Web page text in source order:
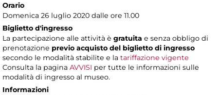
Orario
Domenica 26 luglio 2020 dalle ore 11.00
Biglietto d'ingresso
La partecipazione alle attività è gratuita e senza obbligo di
prenotazione previo acquisto del biglietto di ingresso
secondo le modalità stabilite e la tariffazione vigente
Consulta la pagina AVVISI per tutte le informazioni sulle
modalità di ingresso al museo.
Informazioni